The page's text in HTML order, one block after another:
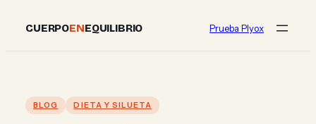
content
CUERPOENEQUILIBRIO Prueba Plyox
BLOG DIETA Y SILUETA